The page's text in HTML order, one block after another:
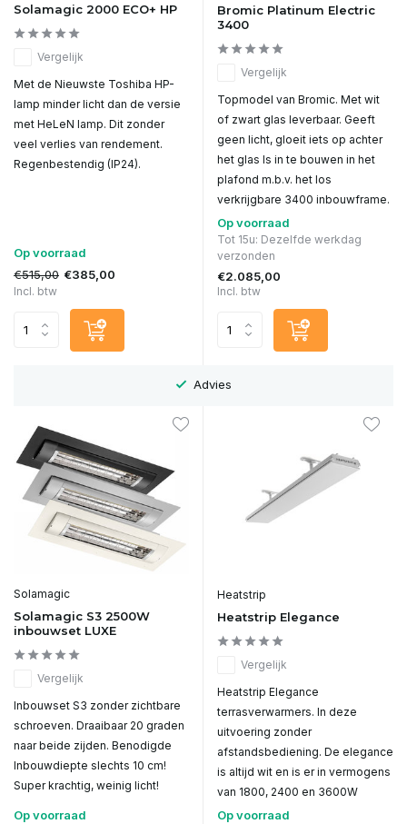
Solamagic 2000 ECO+ HP
Vergelijk
Met de Nieuwste Toshiba HP-
lamp minder licht dan de versie
met HeLeN lamp. Dit zonder
veel verlies van rendement.
Regenbestendig (IP24).
Op voorraad
€515,00 €385,00
Incl. btw
Bromic Platinum Electric
3400
Vergelijk
Topmodel van Bromic. Met wit
of zwart glas leverbaar. Geeft
geen licht, gloeit iets op achter
het glas Is in te bouwen in het
plafond m.b.v. het los
verkrijgbare 3400 inbouwframe.
Op voorraad
Tot 15u: Dezelfde werkdag
verzonden
€2.085,00
Incl. btw
Advies
Solamagic
Solamagic S3 2500W
inbouwset LUXE
Vergelijk
Inbouwset S3 zonder zichtbare
schroeven. Draaibaar 20 graden
naar beide zijden. Benodigde
Inbouwdiepte slechts 10 cm!
Super krachtig, weinig licht!
Op voorraad
Heatstrip
Heatstrip Elegance
Vergelijk
Heatstrip Elegance
terrasverwarmers. In deze
uitvoering zonder
afstandsbediening. De elegance
is altijd wit en is er in vermogens
van 1800, 2400 en 3600W
Op voorraad